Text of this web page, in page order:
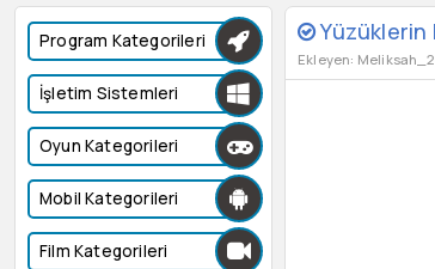
Program Kategorileri
İşletim Sistemleri
Oyun Kategorileri
Mobil Kategorileri
Film Kategorileri
Yüzüklerin
Ekleyen: